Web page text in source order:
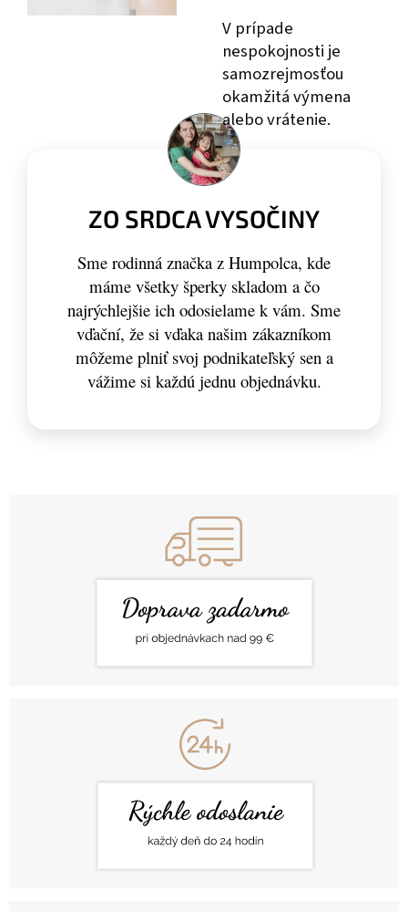
V prípade
nespokojnosti je
samozrejmosťou
okamžitá výmena
alebo vrátenie.
ZO SRDCA VYSOČINY
Sme rodinná značka z Humpolca, kde
máme všetky šperky skladom a čo
najrýchlejšie ich odosielame k vám. Sme
vďační, že si vďaka našim zákazníkom
môžeme plniť svoj podnikateľský sen a
vážime si každú jednu objednávku.